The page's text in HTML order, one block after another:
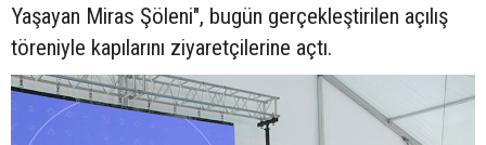
Yaşayan Miras Şöleni", bugün gerçekleştirilen açılış
töreniyle kapılarını ziyaretçilerine açtı.